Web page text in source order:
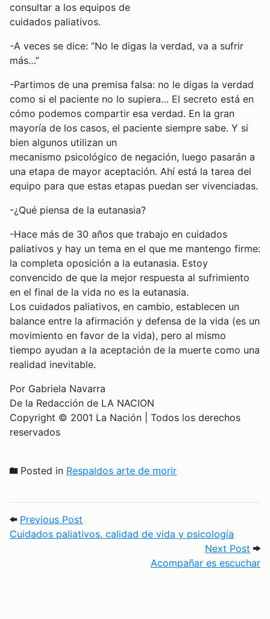
consultar a los equipos de
cuidados paliativos.
-A veces se dice: “No le digas la verdad, va a sufrir
más…”
-Partimos de una premisa falsa: no le digas la verdad
como si el paciente no lo supiera… El secreto está en
cómo podemos compartir esa verdad. En la gran
mayoría de los casos, el paciente siempre sabe. Y si
bien algunos utilizan un
mecanismo psicológico de negación, luego pasarán a
una etapa de mayor aceptación. Ahí está la tarea del
equipo para que estas etapas puedan ser vivenciadas.
-¿Qué piensa de la eutanasia?
-Hace más de 30 años que trabajo en cuidados
paliativos y hay un tema en el que me mantengo firme:
la completa oposición a la eutanasia. Estoy
convencido de que la mejor respuesta al sufrimiento
en el final de la vida no es la eutanasia.
Los cuidados paliativos, en cambio, establecen un
balance entre la afirmación y defensa de la vida (es un
movimiento en favor de la vida), pero al mismo
tiempo ayudan a la aceptación de la muerte como una
realidad inevitable.
Por Gabriela Navarra
De la Redacción de LA NACION
Copyright © 2001 La Nación | Todos los derechos
reservados
Posted in Respaldos arte de morir
Post navigation
Previous Post
Cuidados paliativos, calidad de vida y psicología
Next Post
Acompañar es escuchar